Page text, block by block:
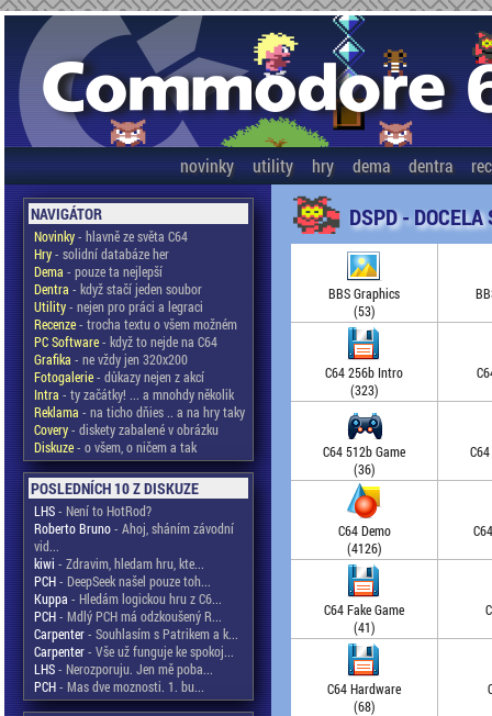
novinky utility hry dema dentra
NAVIGÁTOR
Novinky- hlavně ze světa C64
Hry- solidní databáze her
Dema - pouze ta nejlepší
Dentra - když stačí jeden soubor
Utility- nejen pro práci a legraci
Recenze- trocha textu o všem možném
PC Software- když to nejde na C64
Grafika - ne vždy jen 320x200
Fotogalerie- důkazy nejen z akcí
Intra - ty začátky! ... a mnohdy několik
Reklama - na ticho dňies .. a na hry taky
Covery- diskety zabalené v obrázku
Diskuze- o všem, o ničem a tak
POSLEDNÍCH 10 Z DISKUZE
LHS- Není to HotRod?
Roberto Bruno- Ahoj, sháním závodní
vid...
kiwi - Zdravim, hledam hru, kte...
PCH- DeepSeek našel pouze toh...
Kuppa - Hledám logickou hru z C6...
PCH- Mdlý PCH má odzkoušený R...
Carpenter- Souhlasím s Patrikem a k...
Carpenter- Vše už funguje ke spokoj...
LHS- Nerozporuju. Jen mě poba...
PCH- Mas dve moznosti. 1. bu...
DSPD - DOCELA
BBS Graphics
(53)
C64 256b Intro
(323)
C64 512b Game
(36)
C64 Demo
(4126)
C64 Fake Game
(41)
C64 Hardware
(68)